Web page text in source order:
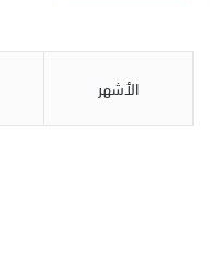
الأشهر